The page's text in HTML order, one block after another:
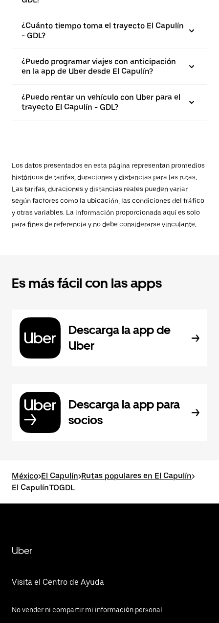
¿Cuánto tiempo toma el trayecto El Capulín
- GDL?
¿Puedo programar viajes con anticipación
en la app de Uber desde El Capulín?
¿Puedo rentar un vehículo con Uber para el
trayecto El Capulín - GDL?
Los datos presentados en esta página representan promedios
históricos de tarifas, duraciones y distancias para las rutas.
Las tarifas, duraciones y distancias reales pueden variar
según factores como la ubicación, las condiciones del tráfico
y otras variables. La información proporcionada aquí es solo
para fines de referencia y no debe considerarse vinculante.
Es más fácil con las apps
Descarga la app de
Uber
Descarga la app para
socios
México>El Capulín>Rutas populares en El Capulín>
El CapulínTOGDL
Uber
Visita el Centro de Ayuda
No vender ni compartir mi información personal